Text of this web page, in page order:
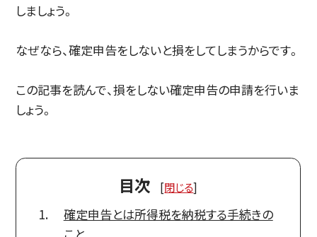
しましょう。
なぜなら、確定申告をしないと損をしてしまうからです。
この記事を読んで、損をしない確定申告の申請を行いま
しょう。
目次 [閉じる]
確定申告とは所得税を納税する手続きの